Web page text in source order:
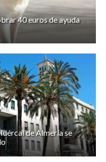
40 euros de ayuda
de Almería se